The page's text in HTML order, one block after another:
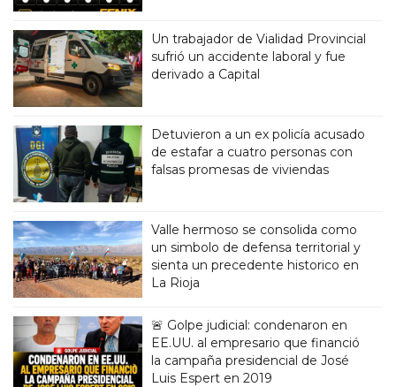
Un trabajador de Vialidad Provincial
sufrió un accidente laboral y fue
derivado a Capital
Detuvieron a un ex policía acusado
de estafar a cuatro personas con
falsas promesas de viviendas
Valle hermoso se consolida como
un simbolo de defensa territorial y
sienta un precedente historico en
La Rioja
🚨 Golpe judicial: condenaron en
EE.UU. al empresario que financió
la campaña presidencial de José
Luis Espert en 2019